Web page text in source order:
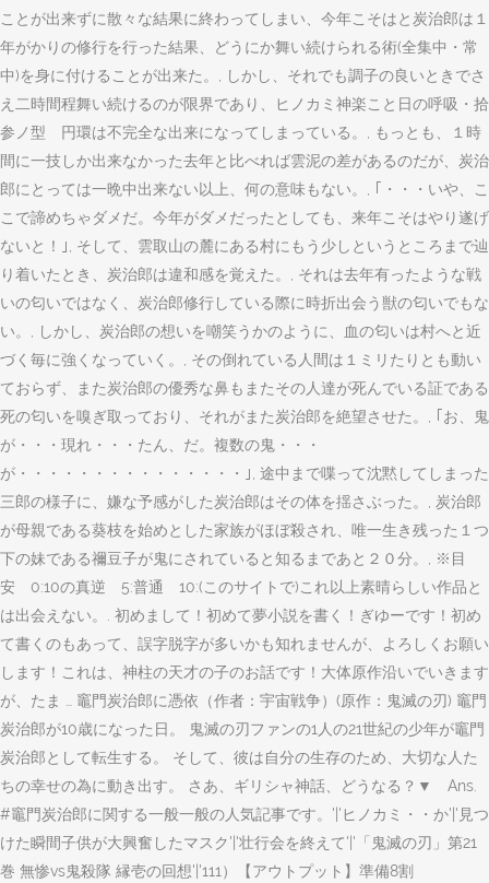
ことが出来ずに散々な結果に終わってしまい、今年こそはと炭治郎は１
年がかりの修行を行った結果、どうにか舞い続けられる術(全集中・常
中)を身に付けることが出来た。, しかし、それでも調子の良いときでさ
え二時間程舞い続けるのが限界であり、ヒノカミ神楽こと日の呼吸・拾
参ノ型 円環は不完全な出来になってしまっている。, もっとも、１時
間に一技しか出来なかった去年と比べれば雲泥の差があるのだが、炭治
郎にとっては一晩中出来ない以上、何の意味もない。, ｢・・・いや、こ
こで諦めちゃダメだ。今年がダメだったとしても、来年こそはやり遂げ
ないと！｣, そして、雲取山の麓にある村にもう少しというところまで辿
り着いたとき、炭治郎は違和感を覚えた。, それは去年有ったような戦
いの匂いではなく、炭治郎修行している際に時折出会う獣の匂いでもな
い。, しかし、炭治郎の想いを嘲笑うかのように、血の匂いは村へと近
づく毎に強くなっていく。, その倒れている人間は１ミリたりとも動い
ておらず、また炭治郎の優秀な鼻もまたその人達が死んでいる証である
死の匂いを嗅ぎ取っており、それがまた炭治郎を絶望させた。, ｢お、鬼
が・・・現れ・・・たん、だ。複数の鬼・・・
が・・・・・・・・・・・・・・・｣, 途中まで喋って沈黙してしまった
三郎の様子に、嫌な予感がした炭治郎はその体を揺さぶった。, 炭治郎
が母親である葵枝を始めとした家族がほぼ殺され、唯一生き残った１つ
下の妹である禰豆子が鬼にされていると知るまであと２０分。, ※目
安 0:10の真逆 5:普通 10:(このサイトで)これ以上素晴らしい作品と
は出会えない。. 初めまして！初めて夢小説を書く！ぎゆーです！初め
て書くのもあって、誤字脱字が多いかも知れませんが、よろしくお願い
します！これは、神柱の天才の子のお話です！大体原作沿いでいきます
が、たま … 竈門炭治郎に憑依（作者：宇宙戦争）(原作：鬼滅の刃) 竈門
炭治郎が10歳になった日。 鬼滅の刃ファンの1人の21世紀の少年が竈門
炭治郎として転生する。 そして、彼は自分の生存のため、大切な人た
ちの幸せの為に動き出す。 さあ、ギリシャ神話、どうなる？▼ Ans.
#竈門炭治郎に関する一般一般の人気記事です。'|'ヒノカミ・・か'|'見つ
けた瞬間子供が大興奮したマスク'|'壮行会を終えて'|'「鬼滅の刃」第21
巻 無惨vs鬼殺隊 縁壱の回想'|'111）【アウトプット】準備8割